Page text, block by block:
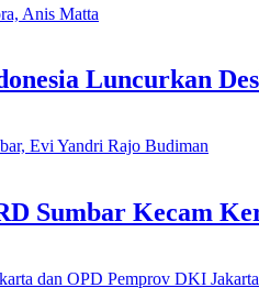
Luncurkan
Sumbar Kecam